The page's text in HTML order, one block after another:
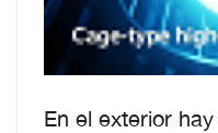
En el exterior